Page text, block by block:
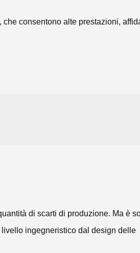
consentono alte prestazioni,
di scarti di produzione. Ma è
ingegneristico dal design delle